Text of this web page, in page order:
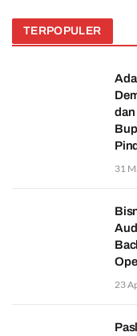
TERPOPULER
dan
31
23